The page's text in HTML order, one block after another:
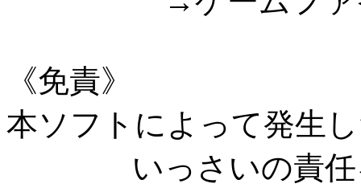
《免責》
本ソフトによって発生
いっさいの責任を